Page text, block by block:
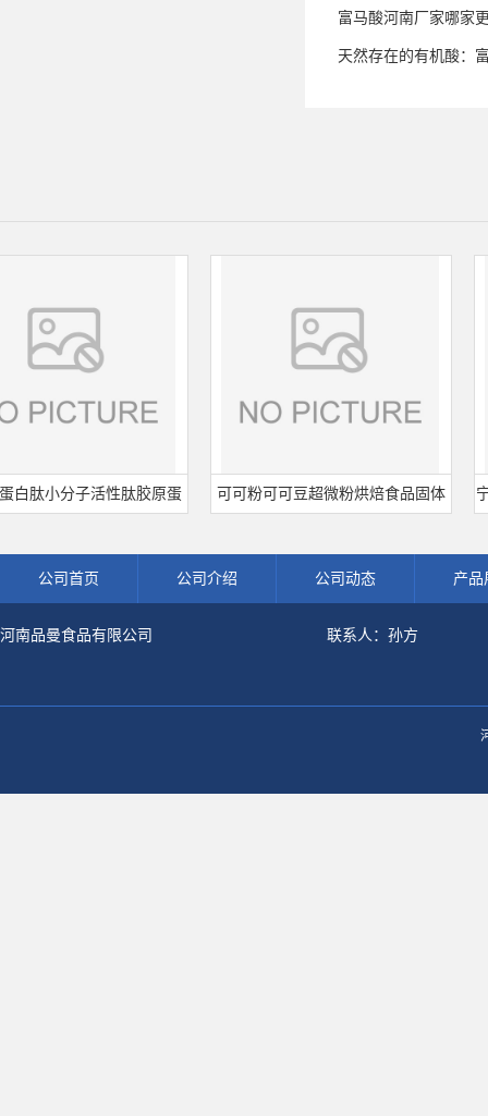
富马酸河南厂家哪家
天然存在的有机酸：
分子活性肽胶原蛋 可可粉可可豆超微粉烘焙食品固体 宁波王
公司首页 公司介绍 公司动态 产品
河南品曼食品有限公司 联系人：孙方